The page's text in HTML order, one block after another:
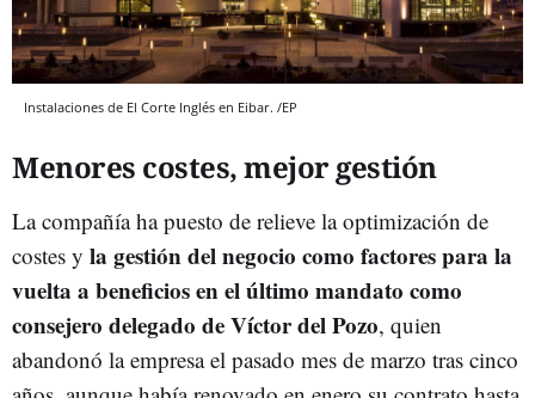
Instalaciones de El Corte Inglés en Eibar. /EP
Menores costes, mejor gestión
La compañía ha puesto de relieve la optimización de
costes y la gestión del negocio como factores para la
vuelta a beneficios en el último mandato como
consejero delegado de Víctor del Pozo, quien
abandonó la empresa el pasado mes de marzo tras cinco